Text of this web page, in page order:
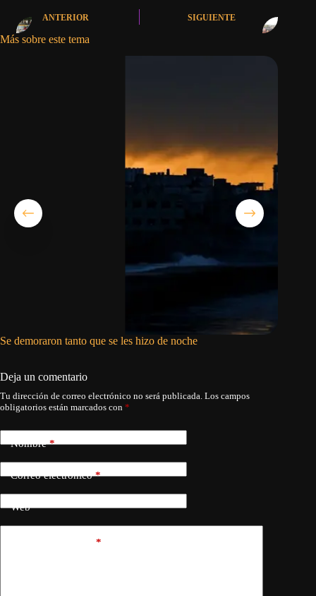
ANTERIOR SIGUIENTE
Más sobre este tema
Se demoraron tanto que se les hizo de noche
Deja un comentario
Tu dirección de correo electrónico no será publicada. Los campos
obligatorios están marcados con *
Nombre*
Correo electrónico*
Web
*